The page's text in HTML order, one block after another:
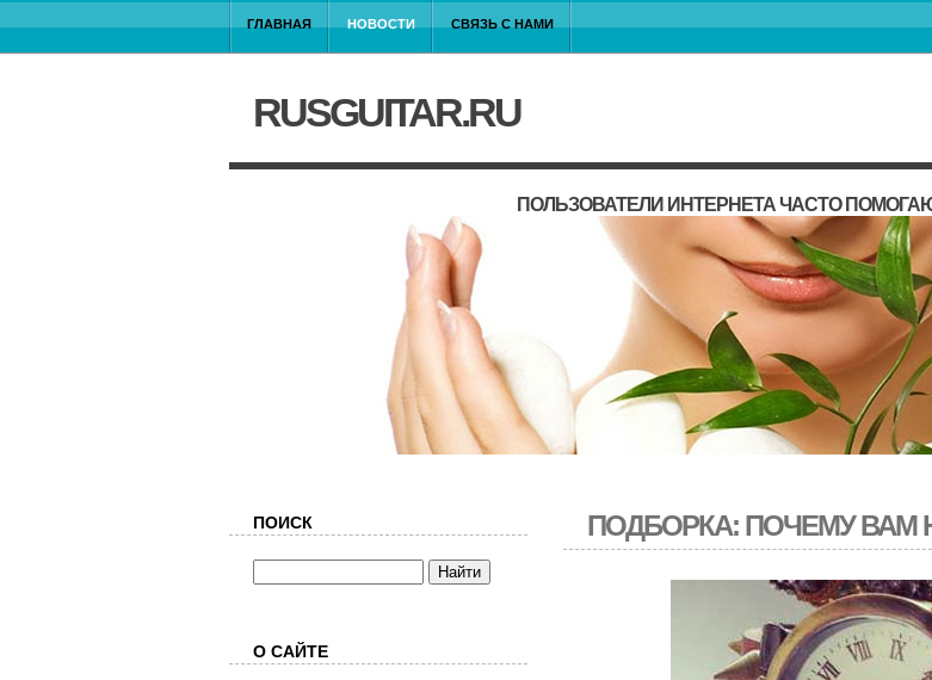
ГЛАВНАЯ НОВОСТИ СВЯЗЬ С НАМИ
RUSGUITAR.RU
ПОЛЬЗОВАТЕЛИ ИНТЕРНЕТА ЧАСТО
ПОДБОРКА: ПОЧЕМУ ВАМ
ПОИСК
О САЙТЕ